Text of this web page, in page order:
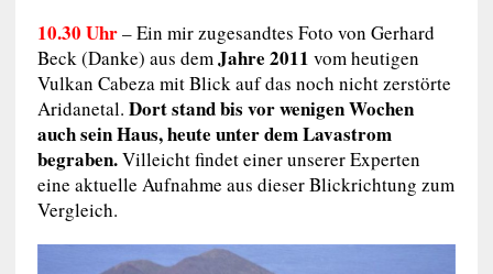
10.30 Uhr– Ein mir zugesandtes Foto von Gerhard
Beck (Danke) aus demJahre 2011 vom heutigen
Vulkan Cabeza mit Blick auf das noch nicht zerstörte
Aridanetal. Dort stand bis vor wenigen Wochen
auch sein Haus, heute unter dem Lavastrom
begraben.Villeicht findet einer unserer Experten
eine aktuelle Aufnahme aus dieser Blickrichtung zum
Vergleich.